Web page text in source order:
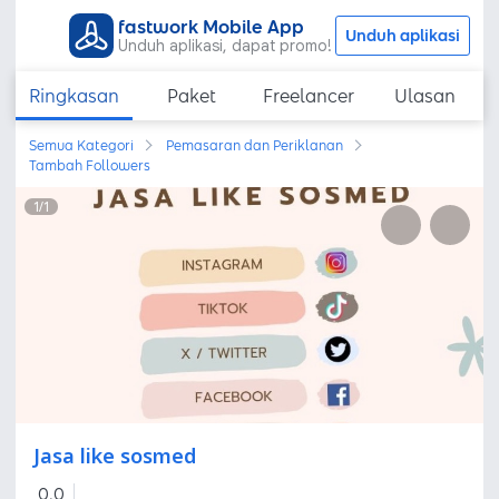
fastwork Mobile App
Unduh aplikasi, dapat promo! Unduh aplikasi
Ringkasan Paket Freelancer Ulasan
Semua Kategori
Pemasaran dan Periklanan
Tambah Followers
1/1
Jasa like sosmed
0,0